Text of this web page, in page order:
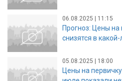
06.08.2025 | 11:15
Прогноз: Цены на
снизятся в
05.08.2025 | 18:00
Цены на